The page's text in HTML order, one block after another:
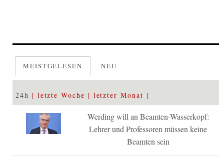
MEISTGELESEN NEU
24h letzte Woche letzter Monat
Werding will an Beamten-Wasserkopf:
Lehrer und Professoren müssen keine
Beamten sein